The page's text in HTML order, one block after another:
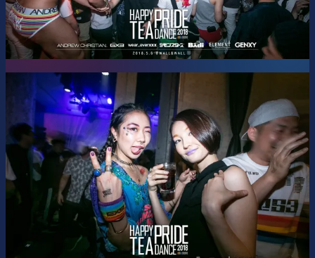
[Room 2]
JKRUSH— J-POP & K-POP
Party